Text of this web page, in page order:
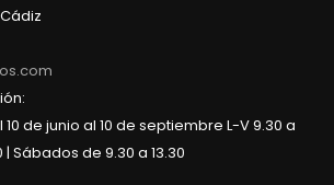
de junio al 10 de septiembre L-V 9.30 a
| Sábados de 9.30 a 13.30